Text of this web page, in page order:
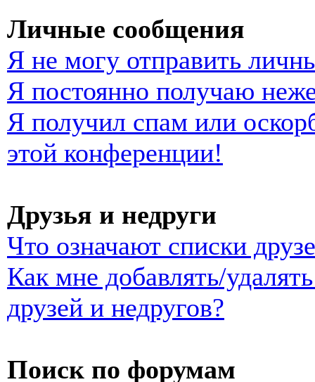
Личные сообщения
Я не могу отправить
Я постоянно получаю
Я получил спам или
этой конференции!
Друзья и недруги
Что означают списки
Как мне добавлять/
друзей и недругов?
Поиск по форумам